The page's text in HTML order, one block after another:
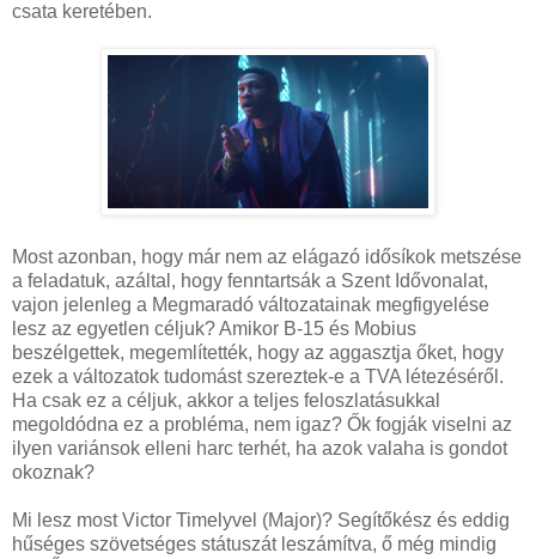
csata keretében.
Most azonban, hogy már nem az elágazó idősíkok metszése
a feladatuk, azáltal, hogy fenntartsák a Szent Idővonalat,
vajon jelenleg a Megmaradó változatainak megfigyelése
lesz az egyetlen céljuk? Amikor B-15 és Mobius
beszélgettek, megemlítették, hogy az aggasztja őket, hogy
ezek a változatok tudomást szereztek-e a TVA létezéséről.
Ha csak ez a céljuk, akkor a teljes feloszlatásukkal
megoldódna ez a probléma, nem igaz? Ők fogják viselni az
ilyen variánsok elleni harc terhét, ha azok valaha is gondot
okoznak?
Mi lesz most Victor Timelyvel (Major)? Segítőkész és eddig
hűséges szövetséges státuszát leszámítva, ő még mindig